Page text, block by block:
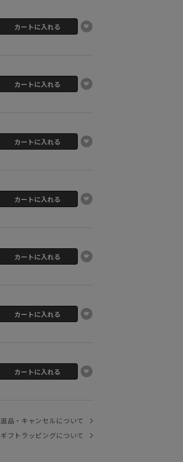
返品・キャンセルについて
ギフトラッピングについて